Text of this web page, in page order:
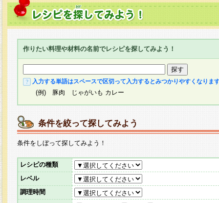
作りたい料理や材料の名前でレシピを探してみよう！
入力する単語はスペースで区切って入力するとみつかりやすくなりま
(例) 豚肉 じゃがいも カレー
条件を絞って探してみよう
条件をしぼって探してみよう！
レシピの種類
レベル
調理時間